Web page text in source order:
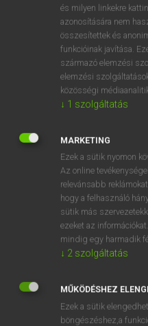
⚲ soliloquykeresése
DÍJMENTES ANGOL SZÓTÁR
solidus
solidus curve
solifluction
soliloquize
solitary
solitary confinement
és milyen linkekre
azonosítására nem
összesítettek és
funkcióinak javítása.
származó elemzési
elemzési
közösségi
↓ 1 szolgáltatás
MARKETING
Ezek a sütik nyomon
Az online
relevánsabb
hogy a felhasználó
sütik más
ezeket az
mindig egy harmadik
↓ 2 szolgáltatás
MŰKÖDÉSHEZ
Ezek a sütik
böngészéshez,a